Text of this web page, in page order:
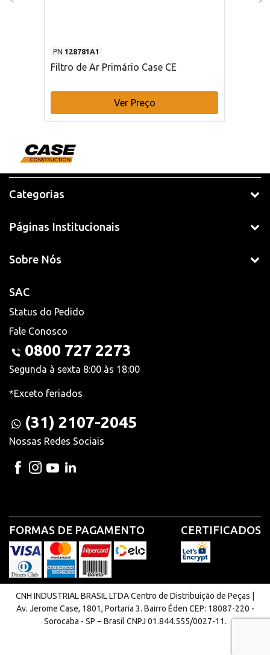
PN 128781A1
Filtro de Ar Primário Case CE
Ver Preço
Categorias
Páginas Institucionais
Sobre Nós
SAC
Status do Pedido
Fale Conosco
0800 727 2273
Segunda à sexta 8:00 às 18:00
*Exceto feriados
(31) 2107-2045
Nossas Redes Sociais
FORMAS DE PAGAMENTO CERTIFICADOS
CNH INDUSTRIAL BRASIL LTDA Centro de Distribuição de Peças |
Av. Jerome Case, 1801, Portaria 3. Bairro Éden CEP: 18087-220 -
Sorocaba - SP − Brasil CNPJ 01.844.555/0027-11.